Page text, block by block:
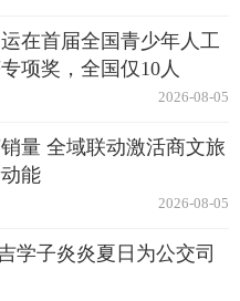
在首届全国青少年人工
项奖，全国仅10人
2026-08-05
量 全域联动激活商文旅
能
2026-08-05
学子炎炎夏日为公交司